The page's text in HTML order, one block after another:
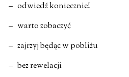
– odwiedź koniecznie!
– warto zobaczyć
– zajrzyj będąc w pobliżu
– bez rewelacji